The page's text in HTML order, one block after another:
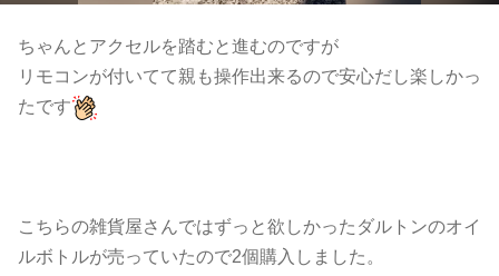
ちゃんとアクセルを踏むと進むのですが
リモコンが付いてて親も操作出来るので安心だし楽しかっ
たです
こちらの雑貨屋さんではずっと欲しかったダルトンのオイ
ルボトルが売っていたので2個購入しました。